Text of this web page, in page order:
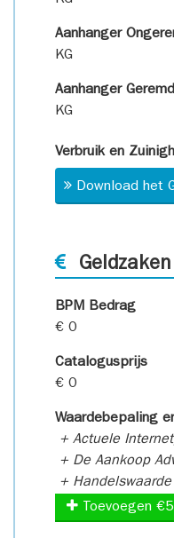
Aanhanger
KG
Aanhanger Geremd
KG
Verbruik en
Download het
Geldzaken
BPM Bedrag
€ 0
Catalogusprijs
€ 0
Waardebepaling
+ Actuele
+ De Aankoop
+ Handelswaarde
Toevoegen €5